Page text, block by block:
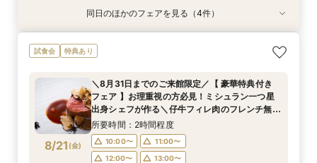
特典あり
8/20(木)
＼8月31日までのご来館限定／【 豪華特典付き
フェア 】お理重視の方必見！ミシュラン一つ星
試食／ 不安解消* お2人安心相談会も◎
所要時間：2時間程度
15:00〜
16:00〜
17:00〜
18:00〜
19:00〜
特典あり
8/20(木)
【限定BIGフェア】お料理重視の方必見！ ミシュ
ラン一つ星出身シェフが作る 仔牛フィレ肉のフ
談会も
所要時間：2時間程度
10:00〜
11:00〜
12:00〜
13:00〜
14:00〜
特典あり
8/20(木)
【限定BIGフェア】お料理重視の方必見！ ミシュ
ラン一つ星出身シェフが作る 仔牛フィレ肉のフ
談会も
所要時間：2時間程度
15:00〜
16:00〜
17:00〜
18:00〜
19:00〜
特典あり
8/20(木)
【お仕事帰りのお二人へ♪】美食フレンチも食べ
れる、90分クイック相談会！
18:00〜
19:00〜
20:00〜
フェアを予約
同日のほかのフェアを見る（4件）
試食会 特典あり
8/21 (金)
＼8月31日までのご来館限定／【 豪華特典付き
フェア 】お理重視の方必見！ミシュラン一つ星
出身シェフが作る＼仔牛フィレ肉のフレンチ無料
試食／ 不安解消* お2人安心相談会も◎
所要時間：2時間程度
10:00〜
11:00〜
12:00〜
13:00〜